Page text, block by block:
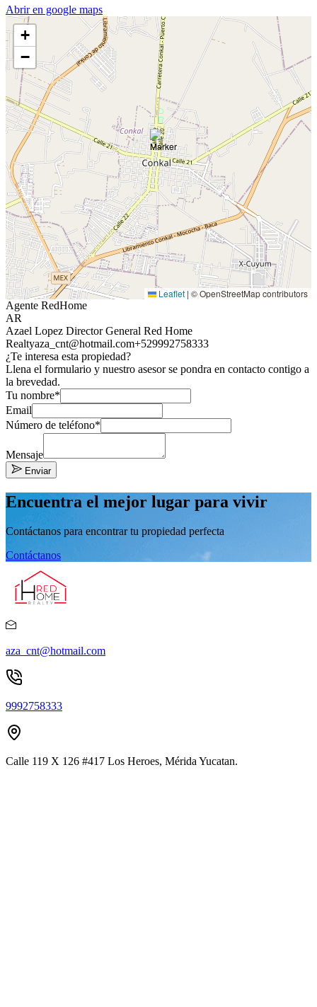
Abrir en google maps
+
−
Leaflet | © OpenStreetMap contributors
Agente RedHome
AR
Azael Lopez Director General Red Home
Realtyaza_cnt@hotmail.com+529992758333
¿Te interesa esta propiedad?
Llena el formulario y nuestro asesor se pondra en contacto contigo a
la brevedad.
Tu nombre*
Email
Número de teléfono*
Mensaje
Enviar
Encuentra el mejor lugar para vivir
Contáctanos para encontrar tu propiedad perfecta
Contáctanos
aza_cnt@hotmail.com
9992758333
Calle 119 X 126 #417 Los Heroes, Mérida Yucatan.